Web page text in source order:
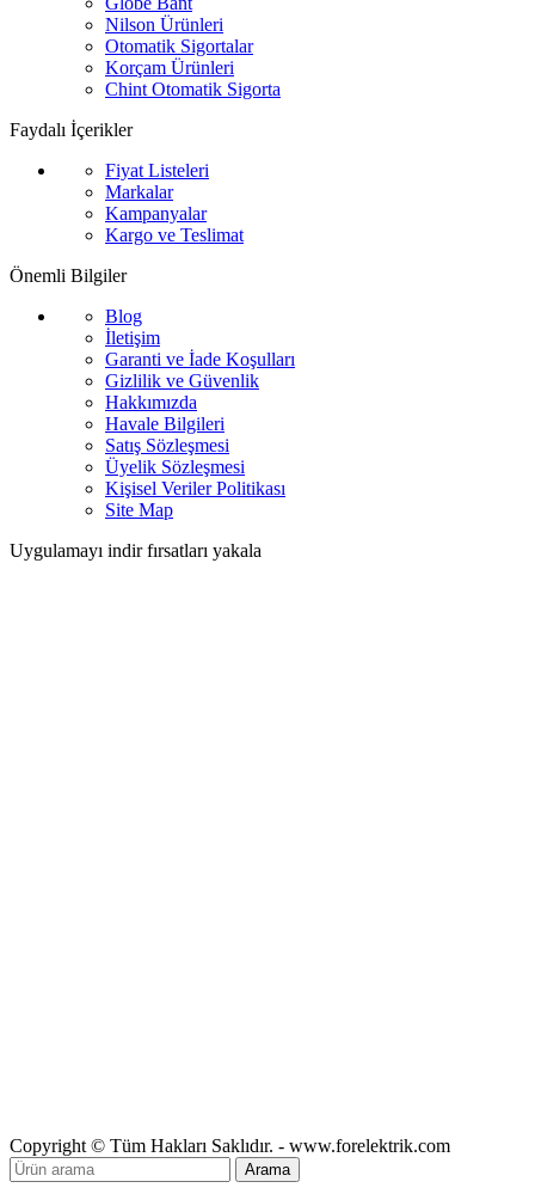
Nilson Ürünleri
Otomatik Sigortalar
Korçam Ürünleri
Chint Otomatik Sigorta
Faydalı İçerikler
Fiyat Listeleri
Markalar
Kampanyalar
Kargo ve Teslimat
Önemli Bilgiler
Blog
İletişim
Garanti ve İade Koşulları
Gizlilik ve Güvenlik
Hakkımızda
Havale Bilgileri
Satış Sözleşmesi
Üyelik Sözleşmesi
Kişisel Veriler Politikası
Site Map
Uygulamayı indir fırsatları yakala
Copyright © Tüm Hakları Saklıdır. - www.forelektrik.com
Arama